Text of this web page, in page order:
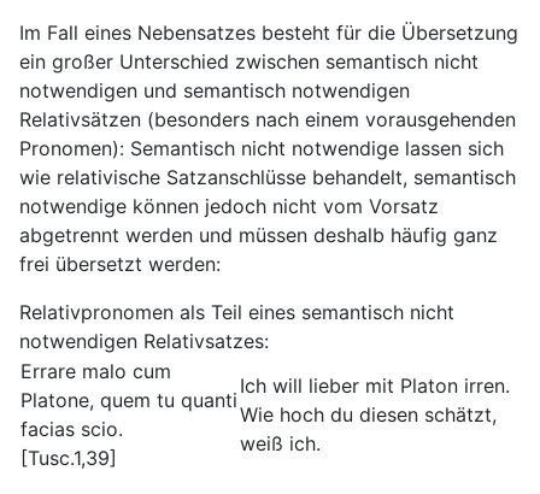
Im Fall eines Nebensatzes besteht für die Übersetzung
ein großer Unterschied zwischen semantisch nicht
notwendigen und semantisch notwendigen
Relativsätzen (besonders nach einem vorausgehenden
Pronomen): Semantisch nicht notwendige lassen sich
wie relativische Satzanschlüsse behandelt, semantisch
notwendige können jedoch nicht vom Vorsatz
abgetrennt werden und müssen deshalb häufig ganz
frei übersetzt werden:
Relativpronomen als Teil eines semantisch nicht
notwendigen Relativsatzes:
Errare malo cum
Platone, quem tu quanti
facias scio.
[Tusc.1,39]
Ich will lieber mit Platon irren.
Wie hoch du diesen schätzt,
weiß ich.